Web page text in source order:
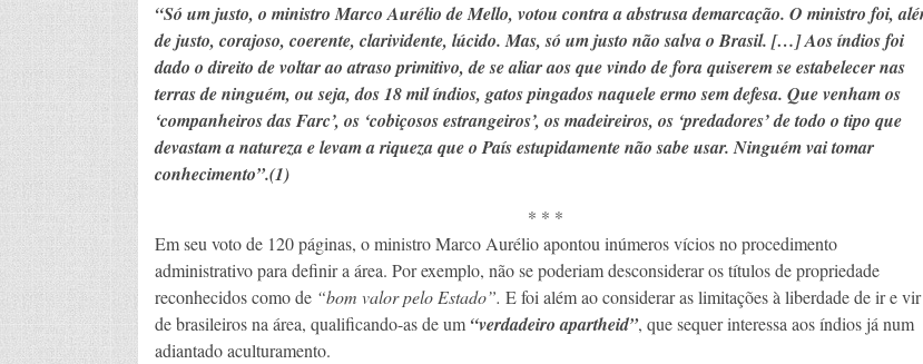
“Só um justo, o ministro Marco Aurélio de Mello, votou contra a abstrusa demarcação. O ministro foi,
de justo, corajoso, coerente, clarividente, lúcido. Mas, só um justo não salva o Brasil. […] Aos índios foi
dado o direito de voltar ao atraso primitivo, de se aliar aos que vindo de fora quiserem se estabelecer nas
terras de ninguém, ou seja, dos 18 mil índios, gatos pingados naquele ermo sem defesa. Que venham os
‘companheiros das Farc’, os ‘cobiçosos estrangeiros’, os madeireiros, os ‘predadores’ de todo o tipo que
devastam a natureza e levam a riqueza que o País estupidamente não sabe usar. Ninguém vai tomar
conhecimento”.(1)
* * *
Em seu voto de 120 páginas, o ministro Marco Aurélio apontou inúmeros vícios no procedimento
administrativo para definir a área. Por exemplo, não se poderiam desconsiderar os títulos de propriedade
reconhecidos como de “bom valor pelo Estado”. E foi além ao considerar as limitações à liberdade de ir e vir
de brasileiros na área, qualificando-as de um “verdadeiro apartheid”, que sequer interessa aos índios já num
adiantado aculturamento.